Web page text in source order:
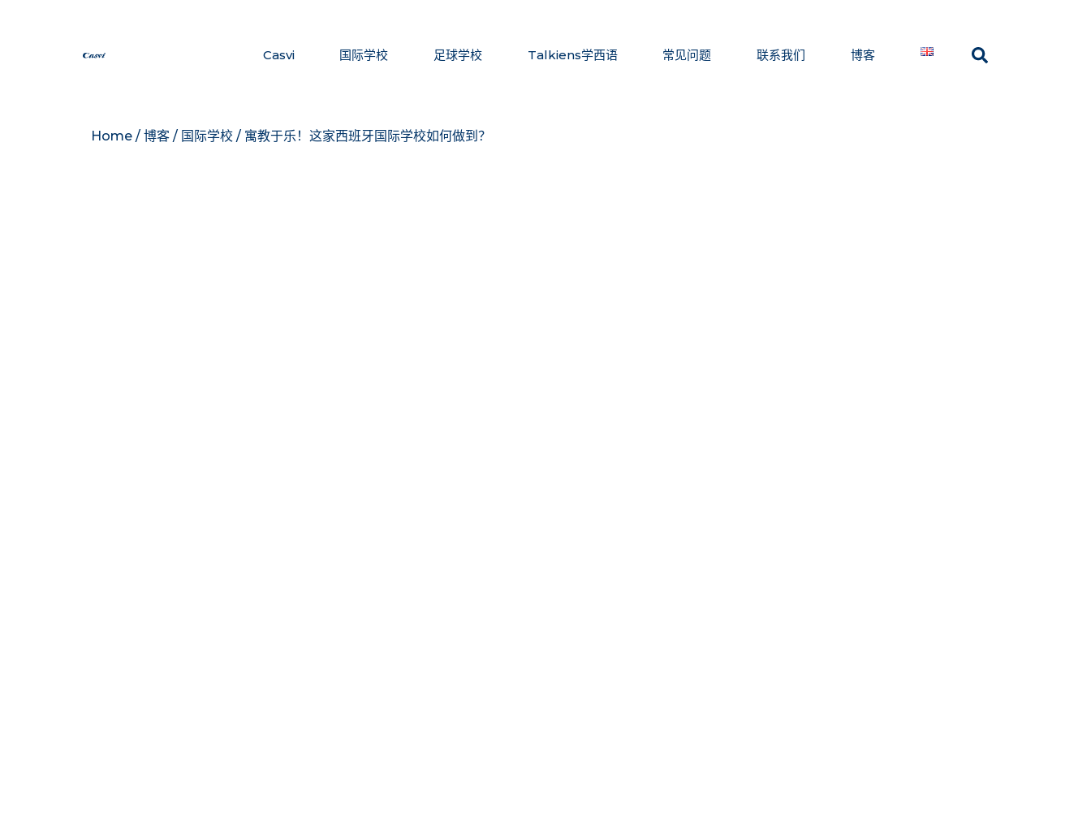
Casvi
国际学校 足球学校 Talkiens学西语 常见问题 联系我们 博客
Home / 博客 / 国际学校 / 寓教于乐！这家西班牙国际学校如何做到？